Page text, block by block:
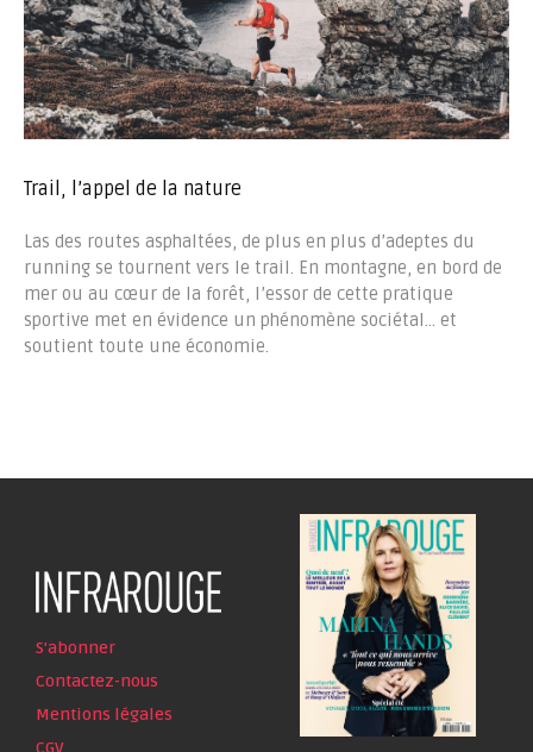
Trail, l’appel de la nature
Las des routes asphaltées, de plus en plus d’adeptes du
running se tournent vers le trail. En montagne, en bord de
mer ou au cœur de la forêt, l’essor de cette pratique
sportive met en évidence un phénomène sociétal… et
soutient toute une économie.
S'abonner
Contactez-nous
Mentions légales
CGV